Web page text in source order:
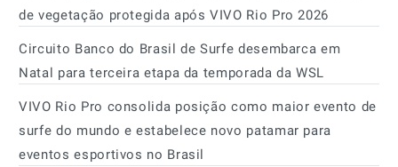
de vegetação protegida após VIVO Rio Pro 2026
Circuito Banco do Brasil de Surfe desembarca em
Natal para terceira etapa da temporada da WSL
VIVO Rio Pro consolida posição como maior evento de
surfe do mundo e estabelece novo patamar para
eventos esportivos no Brasil